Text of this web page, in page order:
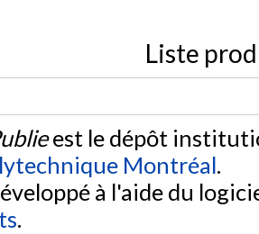
Liste
est le dépôt
Montréal.
à l'aide du
.